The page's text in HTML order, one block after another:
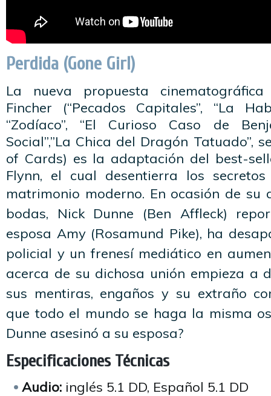
Perdida (Gone Girl)
La nueva propuesta
Fincher (“Pecados Capitales”, “La
“Zodíaco”, “El Curioso Caso de
Social”,”La Chica del Dragón Tatuado”,
of Cards) es la adaptación del best-
Flynn, el cual desentierra los
matrimonio moderno. En ocasión de su
bodas, Nick Dunne (Ben Affleck)
esposa Amy (Rosamund Pike), ha
policial y un frenesí mediático en
acerca de su dichosa unión empieza a
sus mentiras, engaños y su extraño
que todo el mundo se haga la misma
Dunne asesinó a su esposa?
Especificaciones Técnicas
Audio: inglés 5.1 DD, Español 5.1 DD